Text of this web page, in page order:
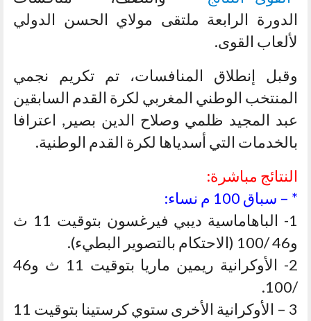
الدورة الرابعة ملتقى مولاي الحسن الدولي
لألعاب القوى.
وقبل إنطلاق المنافسات، تم تكريم نجمي
المنتخب الوطني المغربي لكرة القدم السابقين
عبد المجيد ظلمي وصلاح الدين بصير, اعترافا
بالخدمات التي أسدياها لكرة القدم الوطنية.
النتائج مباشرة:
* – سباق 100 م نساء:
1- الباهاماسية ديبي فيرغسون بتوقيت 11 ث
و46 /100 (الاحتكام بالتصوير البطيء).
2- الأوكرانية ريمين ماريا بتوقيت 11 ث و46
/100.
3 – الأوكرانية الأخرى ستوي كرستينا بتوقيت 11